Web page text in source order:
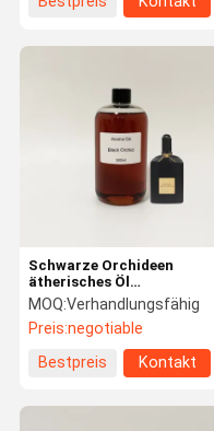
Schwarze Orchideen
ätherisches Öl
Handgemachtes Material
100% reines Duftöl
Parfümherstellung
MOQ:Verhandlungsfähig
Preis:negotiable
Bestpreis
Kontakt